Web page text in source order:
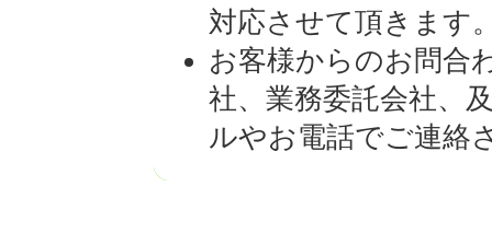
対応させて頂きます
お客様からのお問合
社、業務委託会社、
ルやお電話でご連絡